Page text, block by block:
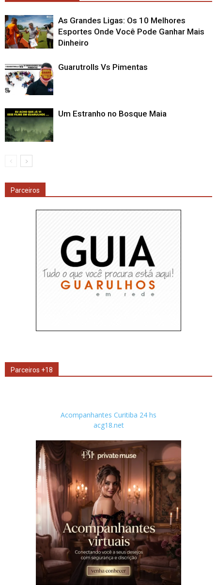
As Grandes Ligas: Os 10 Melhores
Esportes Onde Você Pode Ganhar Mais
Dinheiro
Guarutrolls Vs Pimentas
Um Estranho no Bosque Maia
Parceiros
Parceiros +18
Acompanhantes Curitiba 24 hs
acg18.net